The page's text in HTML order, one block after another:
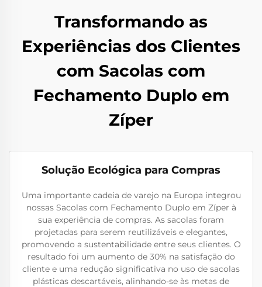
Transformando as
Experiências dos Clientes
com Sacolas com
Fechamento Duplo em
Zíper
Solução Ecológica para Compras
Uma importante cadeia de varejo na Europa integrou
nossas Sacolas com Fechamento Duplo em Zíper à
sua experiência de compras. As sacolas foram
projetadas para serem reutilizáveis e elegantes,
promovendo a sustentabilidade entre seus clientes. O
resultado foi um aumento de 30% na satisfação do
cliente e uma redução significativa no uso de sacolas
plásticas descartáveis, alinhando-se às metas de